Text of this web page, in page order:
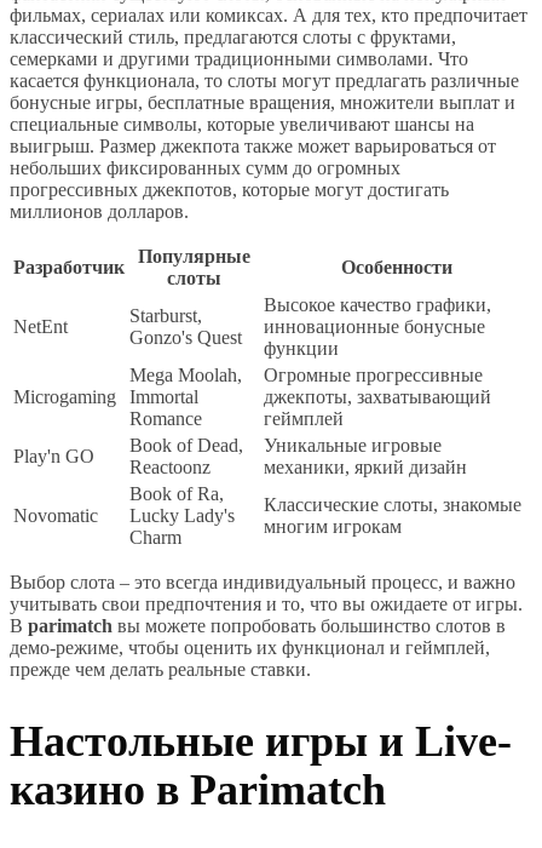
фильмах, сериалах или комиксах. А для тех, кто предпочитает
классический стиль, предлагаются слоты с фруктами,
семерками и другими традиционными символами. Что
касается функционала, то слоты могут предлагать различные
бонусные игры, бесплатные вращения, множители выплат и
специальные символы, которые увеличивают шансы на
выигрыш. Размер джекпота также может варьироваться от
небольших фиксированных сумм до огромных
прогрессивных джекпотов, которые могут достигать
миллионов долларов.
Разработчик
Популярные
слоты
Особенности
NetEnt
Starburst,
Gonzo's Quest
Высокое качество графики,
инновационные бонусные
функции
Microgaming
Mega Moolah,
Immortal
Romance
Огромные прогрессивные
джекпоты, захватывающий
геймплей
Play'n GO
Book of Dead,
Reactoonz
Уникальные игровые
механики, яркий дизайн
Novomatic
Book of Ra,
Lucky Lady's
Charm
Классические слоты, знакомые
многим игрокам
Выбор слота – это всегда индивидуальный процесс, и важно
учитывать свои предпочтения и то, что вы ожидаете от игры.
В parimatch вы можете попробовать большинство слотов в
демо-режиме, чтобы оценить их функционал и геймплей,
прежде чем делать реальные ставки.
Настольные игры и Live-
казино в Parimatch